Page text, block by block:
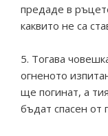
предаде в
каквито не са
5. Тогава
огненото
ще погинат, а
бъдат спасен от